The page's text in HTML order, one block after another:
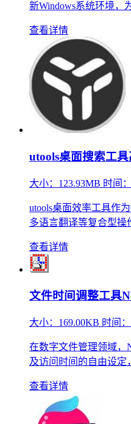
新Windows系统环境，
查看详情
utools桌面搜索工
大小： 123.93MB 时间：
utools桌面效率工具作
多语言翻译等复合型操
查看详情
文件时间调整工具
大小： 169.00KB 时间：
在数字文件管理领域，
及访问时间的自由设定
查看详情